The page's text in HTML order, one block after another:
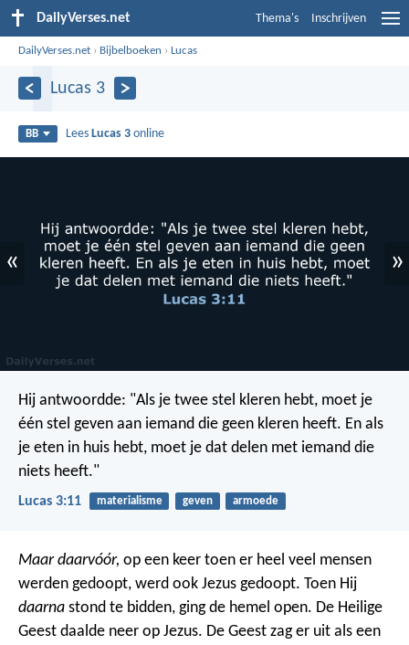
DailyVerses.net Thema's Inschrijven
DailyVerses.net › Bijbelboeken ›Lucas
Lucas 3
BB Lees Lucas 3 online
« »
Hij antwoordde: "Als je twee stel kleren hebt, moet je
één stel geven aan iemand die geen kleren heeft. En als
je eten in huis hebt, moet je dat delen met iemand die
niets heeft."
Lucas 3:11 materialisme geven armoede
Maar daarvóór, op een keer toen er heel veel mensen
werden gedoopt, werd ook Jezus gedoopt. Toen Hij
daarna stond te bidden, ging de hemel open. De Heilige
Geest daalde neer op Jezus. De Geest zag er uit als een